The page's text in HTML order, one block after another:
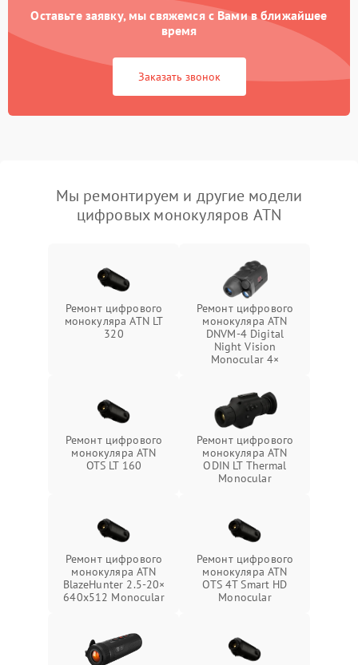
Оставьте заявку, мы свяжемся с Вами в ближайшее
время
Заказать звонок
Мы ремонтируем и другие модели
цифровых монокуляров ATN
Ремонт цифрового
монокуляра ATN LT
320
Ремонт цифрового
монокуляра ATN
DNVM-4 Digital
Night Vision
Monocular 4×
Ремонт цифрового
монокуляра ATN
OTS LT 160
Ремонт цифрового
монокуляра ATN
ODIN LT Thermal
Monocular
Ремонт цифрового
монокуляра ATN
BlazeHunter 2.5‑20×
640x512 Monocular
Ремонт цифрового
монокуляра ATN
OTS 4T Smart HD
Monocular